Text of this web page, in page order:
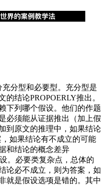
分型和必要型。充分型是
结论PROPOERLY推出。
下列哪个假设。他们的作题
必须能从证据推出（加上假
到原文的推理中，如果结论
如果结论有不成立的可能
和结论的概念差异
。必要类复杂点，总体的
论必不成立，则为答案，如
就是假设选项是错的。其中